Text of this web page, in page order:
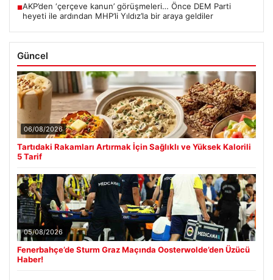
■AKP’den ‘çerçeve kanun’ görüşmeleri… Önce DEM Parti
heyeti ile ardından MHP’li Yıldız’la bir araya geldiler
Güncel
06/08/2026
Tartıdaki Rakamları Artırmak İçin Sağlıklı ve Yüksek Kalorili
5 Tarif
05/08/2026
Fenerbahçe’de Sturm Graz Maçında Oosterwolde’den Üzücü
Haber!